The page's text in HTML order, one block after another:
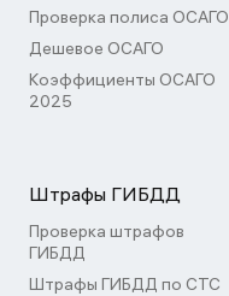
Проверка полиса ОСАГО
Дешевое ОСАГО
Коэффициенты ОСАГО
2025
Штрафы ГИБДД
Проверка штрафов
ГИБДД
Штрафы ГИБДД по СТС